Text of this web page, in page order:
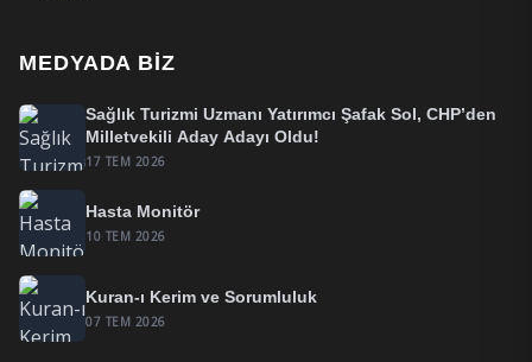
MEDYADA BIZ
Sağlık Turizmi Uzmanı Yatırımcı Şafak Sol, CHP’den
Milletvekili Aday Adayı Oldu!
17 TEM 2026
Hasta Monitör
10 TEM 2026
Kuran-ı Kerim ve Sorumluluk
07 TEM 2026